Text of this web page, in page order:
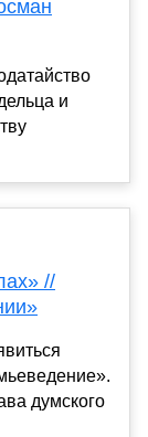
и
//
думского